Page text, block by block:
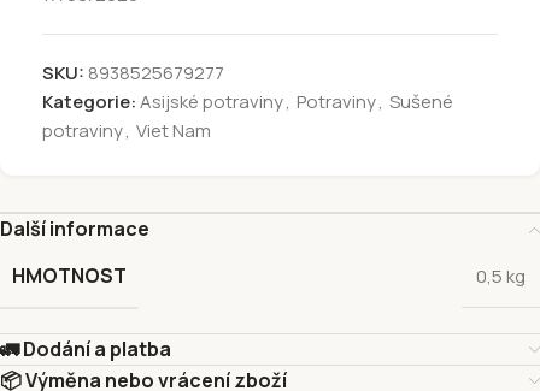
SKU: 8938525679277
Kategorie:Asijské potraviny, Potraviny, Sušené
potraviny, Viet Nam
Další informace
HMOTNOST
0,5 kg
🚛 Dodání a platba
📦 Výměna nebo vrácení zboží